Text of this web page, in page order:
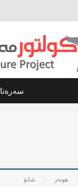
سه‌ره‌تا
هونه‌ر شانۆ